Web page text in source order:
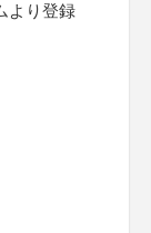
より登録